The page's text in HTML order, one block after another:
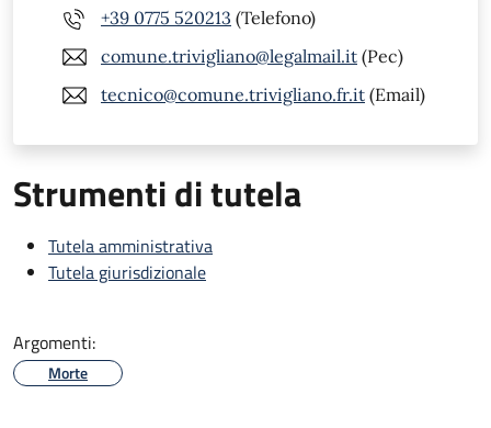
+39 0775 520213 (Telefono)
comune.trivigliano@legalmail.it (Pec)
tecnico@comune.trivigliano.fr.it (Email)
Strumenti di tutela
Tutela amministrativa
Tutela giurisdizionale
Argomenti:
Morte